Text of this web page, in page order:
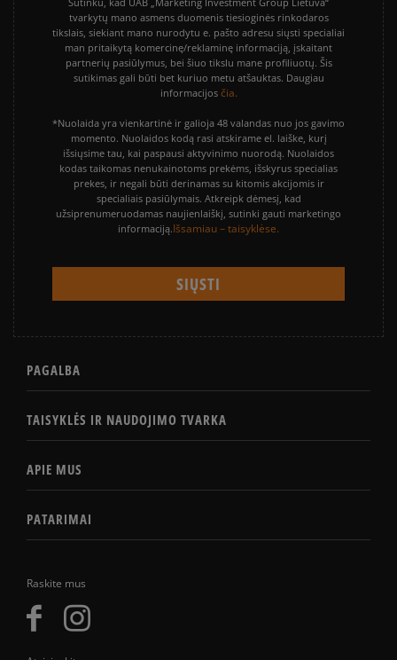
Raskite mus
tvarkytų mano asmens duomenis tiesioginės rinkodaros
tikslais, siekiant mano nurodytu e. pašto adresu siųsti specialiai
man pritaikytą komercinę/reklaminę informaciją, įskaitant
partnerių pasiūlymus, bei šiuo tikslu mane profiliuotų. Šis
sutikimas gali būti bet kuriuo metu atšauktas. Daugiau
informacijos čia.
*Nuolaida yra vienkartinė ir galioja 48 valandas nuo jos gavimo
momento. Nuolaidos kodą rasi atskirame el. laiške, kurį
išsiųsime tau, kai paspausi aktyvinimo nuorodą. Nuolaidos
kodas taikomas nenukainotoms prekėms, išskyrus specialias
prekes, ir negali būti derinamas su kitomis akcijomis ir
specialiais pasiūlymais. Atkreipk dėmesį, kad
užsiprenumeruodamas naujienlaiškį, sutinki gauti marketingo
informaciją.Išsamiau – taisyklėse.
PAGALBA
TAISYKLĖS IR NAUDOJIMO TVARKA
APIE MUS
PATARIMAI